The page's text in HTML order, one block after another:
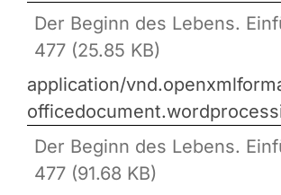
Der Beginn des Lebens.
477 (25.85 KB)
application/
Der Beginn des Lebens.
477 (91.68 KB)